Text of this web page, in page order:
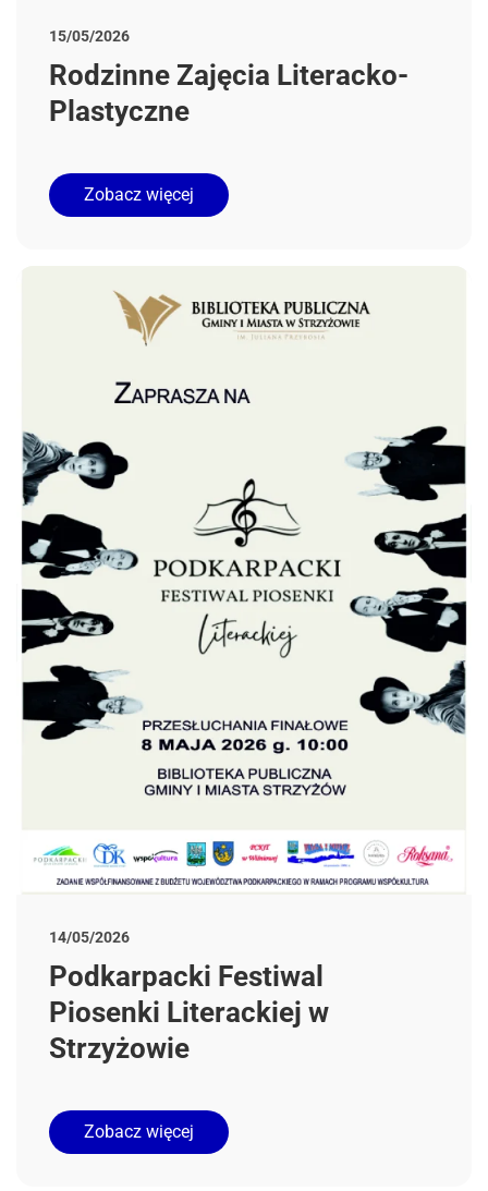
15/05/2026
Rodzinne Zajęcia Literacko-
Plastyczne
Zobacz więcej
14/05/2026
Podkarpacki Festiwal
Piosenki Literackiej w
Strzyżowie
Zobacz więcej